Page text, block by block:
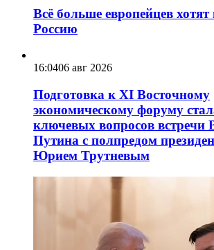
Всё больше европейцев хотят
Россию
16:0406 авг 2026
Подготовка к XI Восточному
экономическому форуму
ключевых вопросов встречи
Путина с полпредом
Юрием Трутневым